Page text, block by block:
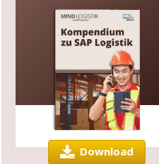
Download